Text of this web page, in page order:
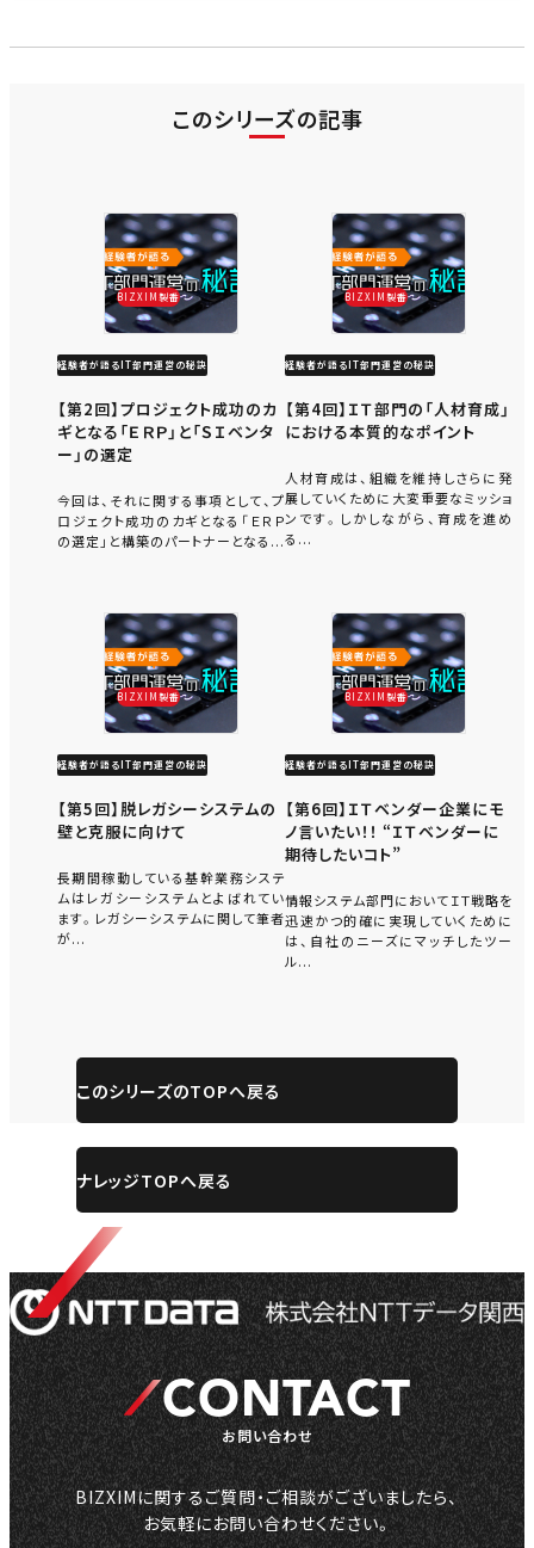
このシリーズの記事
BIZXIM製番
経験者が語るIT部門運営の秘訣
【第2回】プロジェクト成功のカ
ギとなる「ＥＲＰ」と「ＳＩベンタ
ー」の選定
今回は、それに関する事項として、プ
ロジェクト成功のカギとなる「ＥＲＰ
の選定」と構築のパートナーとなる...
BIZXIM製番
経験者が語るIT部門運営の秘訣
【第4回】ＩＴ部門の「人材育成」
における本質的なポイント
人材育成は、組織を維持しさらに発
展していくために大変重要なミッショ
ンです。しかしながら、育成を進め
る...
BIZXIM製番
経験者が語るIT部門運営の秘訣
【第5回】脱レガシーシステムの
壁と克服に向けて
長期間稼動している基幹業務システ
ムはレガシーシステムとよばれてい
ます。レガシーシステムに関して筆者
が...
BIZXIM製番
経験者が語るIT部門運営の秘訣
【第6回】ＩＴベンダー企業にモ
ノ言いたい！！ “ＩＴベンダーに
期待したいコト”
情報システム部門においてＩＴ戦略を
迅速かつ的確に実現していくために
は、自社のニーズにマッチしたツー
ル...
このシリーズのTOPへ戻る
ナレッジTOPへ戻る
CONTACT
お問い合わせ
BIZXIMに関するご質問・ご相談がございましたら、
お気軽にお問い合わせください。